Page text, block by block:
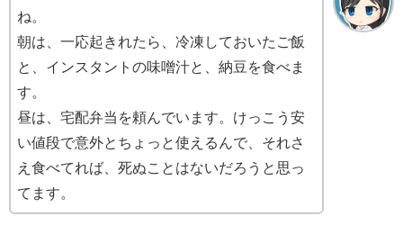
ね。
朝は、一応起きれたら、冷凍しておいたご飯
と、インスタントの味噌汁と、納豆を食べま
す。
昼は、宅配弁当を頼んでいます。けっこう安
い値段で意外とちょっと使えるんで、それさ
え食べてれば、死ぬことはないだろうと思っ
てます。